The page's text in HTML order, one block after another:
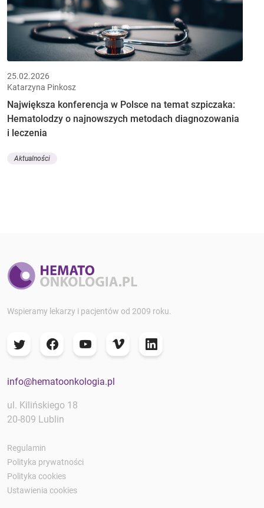
25.02.2026
Katarzyna Pinkosz
Największa konferencja w Polsce na temat szpiczaka:
Hematolodzy o najnowszych metodach diagnozowania
i leczenia
Aktualności
Wspieramy lekarzy i pacjentów od 2009 roku.
info@hematoonkologia.pl
ul. Kilińskiego 18
20-809 Lublin
Regulamin
Polityka prywatności
Polityka cookies
Ustawienia cookies